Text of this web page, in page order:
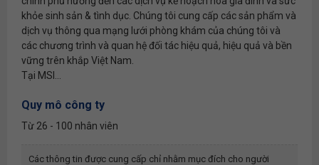
khỏe sinh sản & tình dục. Chúng tôi cung cấp các sản phẩm và
dịch vụ thông qua mạng lưới phòng khám của chúng tôi và
các chương trình và quan hệ đối tác hiệu quả, hiệu quả và bền
vững trên khắp Việt Nam.
Tại MSI...
Quy mô công ty
Từ 26 - 100 nhân viên
Các thông tin được cung cấp chỉ nhằm mục đích cho người